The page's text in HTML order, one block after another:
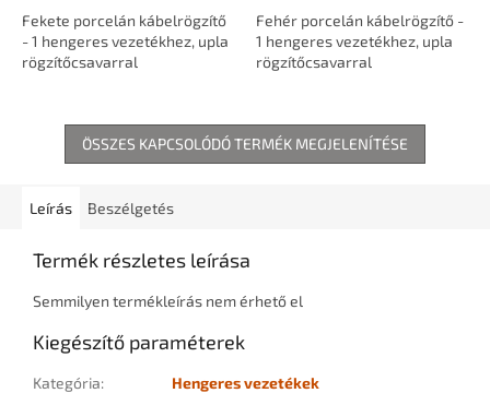
Fekete porcelán kábelrögzítő
- 1 hengeres vezetékhez, upla
rögzítőcsavarral
Fehér porcelán kábelrögzítő -
1 hengeres vezetékhez, upla
rögzítőcsavarral
ÖSSZES KAPCSOLÓDÓ TERMÉK MEGJELENÍTÉSE
Leírás Beszélgetés
Termék részletes leírása
Semmilyen termékleírás nem érhető el
Kiegészítő paraméterek
Kategória:
Hengeres vezetékek